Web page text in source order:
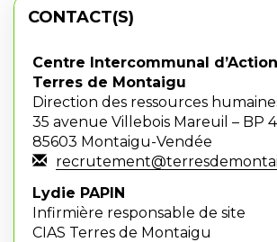
CONTACT(S)
Centre Intercommunal
Terres de Montaigu
Direction des ressources
35 avenue Villebois Mareuil – BP
85603 Montaigu-Vendée
Lydie PAPIN
Infirmière responsable de site
CIAS Terres de Montaigu